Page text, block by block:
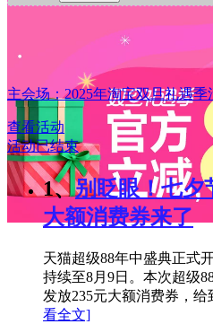
主会场：2025年淘宝双旦礼遇
查看活动
活动已结束
1、 别眨眼！七夕
大额消费券来了
天猫超级88年中盛典正式
持续至8月9日。本次超级
发放235元大额消费券，
看全文]